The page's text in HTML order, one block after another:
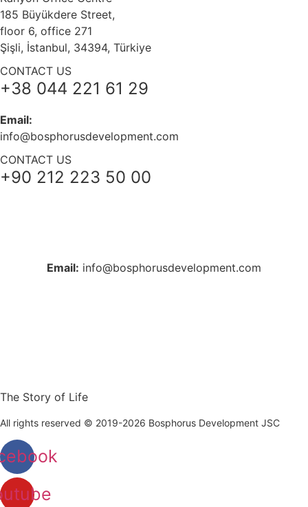
185 Büyükdere Street,
floor 6, office 271
Şişli, İstanbul, 34394, Türkiye
CONTACT US
+38 044 221 61 29
Email:
info@bosphorusdevelopment.com
CONTACT US
+90 212 223 50 00
Email: info@bosphorusdevelopment.com
The Story of Life
All rights reserved © 2019-2026 Bosphorus Development JSC